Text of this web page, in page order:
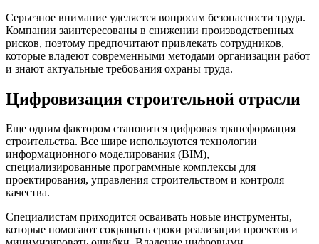
Серьезное внимание уделяется вопросам безопасности труда.
Компании заинтересованы в снижении производственных
рисков, поэтому предпочитают привлекать сотрудников,
которые владеют современными методами организации работ
и знают актуальные требования охраны труда.
Цифровизация строительной отрасли
Еще одним фактором становится цифровая трансформация
строительства. Все шире используются технологии
информационного моделирования (BIM),
специализированные программные комплексы для
проектирования, управления строительством и контроля
качества.
Специалистам приходится осваивать новые инструменты,
которые помогают сокращать сроки реализации проектов и